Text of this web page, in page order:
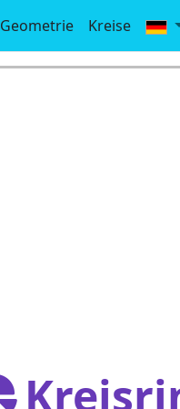
Geometrie Kreise